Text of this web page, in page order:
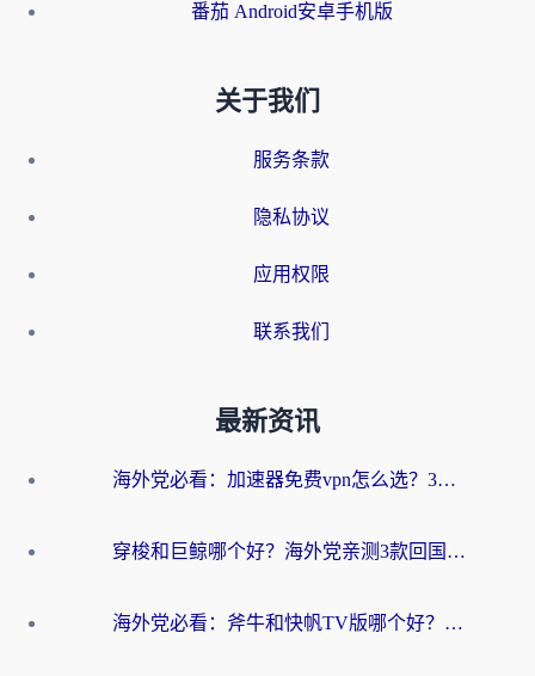
番茄 Android安卓手机版
关于我们
服务条款
隐私协议
应用权限
联系我们
最新资讯
海外党必看：加速器免费vpn怎么选？3步教你无缝访问国内资源
穿梭和巨鲸哪个好？海外党亲测3款回国加速器，教你避开90%的坑
海外党必看：斧牛和快帆TV版哪个好？3分钟选对回国加速器，无缝刷B站、追热剧